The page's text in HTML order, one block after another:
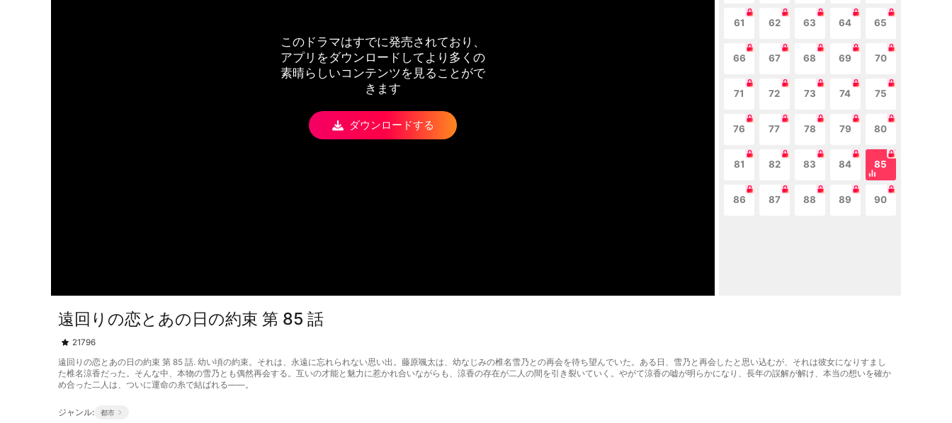
このドラマはすでに発売されており、
アプリをダウンロードしてより多くの
素晴らしいコンテンツを見ることがで
きます
ダウンロードする
61 62 63 64 65
66 67 68 69 70
71 72 73 74 75
76 77 78 79 80
81 82 83 84 85
86 87 88 89 90
遠回りの恋とあの日の約束 第 85 話
21796
遠回りの恋とあの日の約束 第 85 話. 幼い頃の約束。それは、永遠に忘れられない思い出。藤原颯太は、幼なじみの椎名雪乃との再会を待ち望んでいた。ある日、雪乃と再会したと思い込むが、それは彼女になりすまし
た椎名涼香だった。そんな中、本物の雪乃とも偶然再会する。互いの才能と魅力に惹かれ合いながらも、涼香の存在が二人の間を引き裂いていく。やがて涼香の嘘が明らかになり、長年の誤解が解け、本当の想いを確か
め合った二人は、ついに運命の糸で結ばれる——。
ジャンル: 都市